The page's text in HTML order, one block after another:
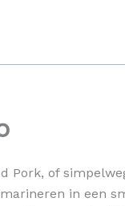
Pork, of
in een